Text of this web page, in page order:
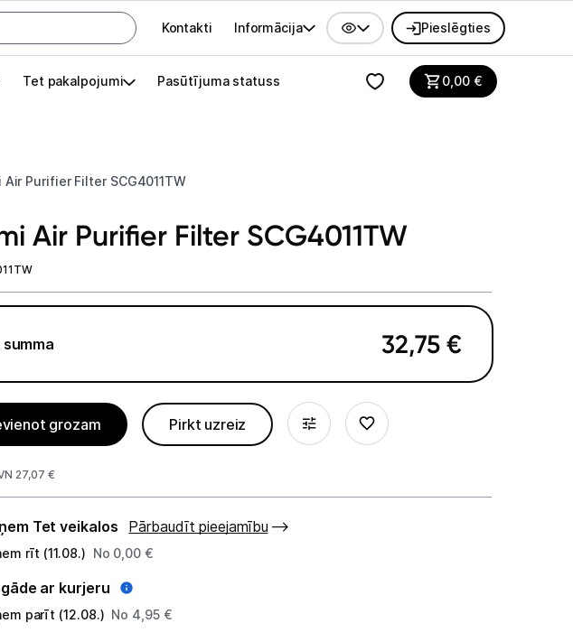
Galvenes izvēlne
Kontakti Informācija Pieslēgties
Tet pakalpojumi Pasūtījuma statuss 0,00€
Air Purifier Filter SCG4011TW
Air Purifier Filter SCG4011TW
summa 32,75 €
grozam Pirkt uzreiz
27,07 €
Tet veikalos Pārbaudīt pieejamību
rīt (11.08.) No 0,00 €
ar kurjeru
parīt (12.08.) No 4,95 €